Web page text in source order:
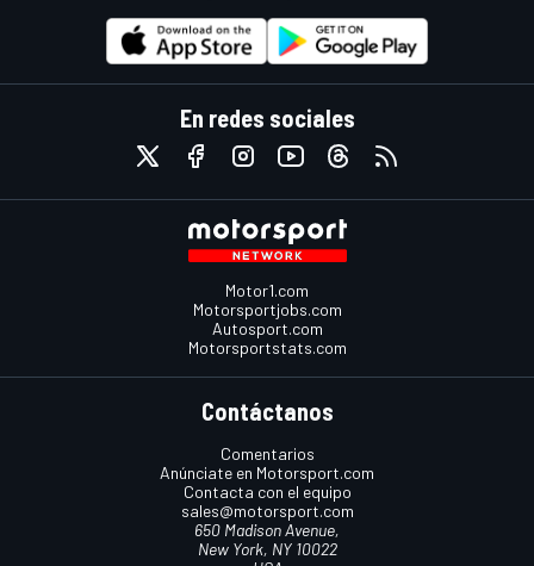
En redes sociales
Motor1.com
Motorsportjobs.com
Autosport.com
Motorsportstats.com
Contáctanos
Comentarios
Anúnciate en Motorsport.com
Contacta con el equipo
sales@motorsport.com
650 Madison Avenue,
New York, NY 10022